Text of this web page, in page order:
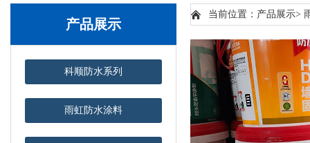
产品展示
科顺防水系列
雨虹防水涂料
当前位置：产品展示>